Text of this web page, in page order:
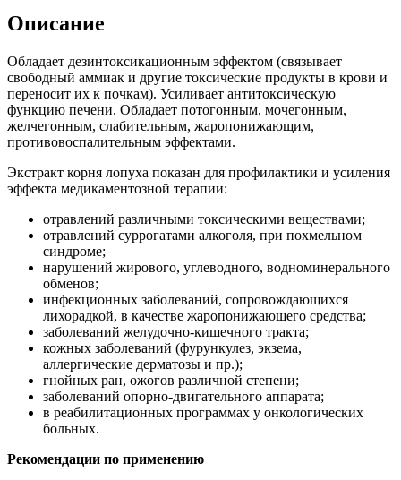
Описание
Обладает дезинтоксикационным эффектом (связывает
свободный аммиак и другие токсические продукты в крови и
переносит их к почкам). Усиливает антитоксическую
функцию печени. Обладает потогонным, мочегонным,
желчегонным, слабительным, жаропонижающим,
противовоспалительным эффектами.
Экстракт корня лопуха показан для профилактики и усиления
эффекта медикаментозной терапии:
отравлений различными токсическими веществами;
отравлений суррогатами алкоголя, при похмельном
синдроме;
нарушений жирового, углеводного, водно­минерального
обменов;
инфекционных заболеваний, сопровождающихся
лихорадкой, в качестве жаропонижающего средства;
заболеваний желудочно-­кишечного тракта;
кожных заболеваний (фурункулез, экзема,
аллергические дерматозы и пр.);
гнойных ран, ожогов различной степени;
заболеваний опорно-двигательного аппарата;
в реабилитационных программах у онкологических
больных.
Рекомендации по применению